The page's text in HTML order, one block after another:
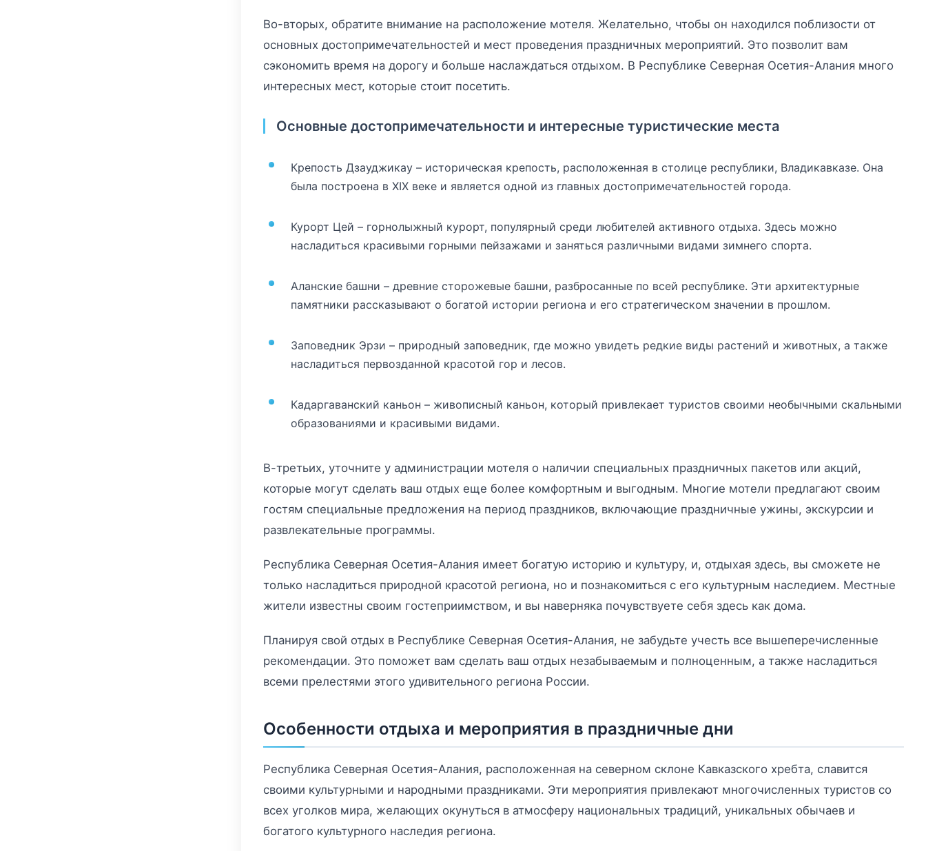
Во-вторых, обратите внимание на расположение мотеля. Желательно, чтобы он находился поблизости от
основных достопримечательностей и мест проведения праздничных мероприятий. Это позволит вам
сэкономить время на дорогу и больше наслаждаться отдыхом. В Республике Северная Осетия-Алания много
интересных мест, которые стоит посетить.
Основные достопримечательности и интересные туристические места
Крепость Дзауджикау – историческая крепость, расположенная в столице республики, Владикавказе. Она
была построена в XIX веке и является одной из главных достопримечательностей города.
Курорт Цей – горнолыжный курорт, популярный среди любителей активного отдыха. Здесь можно
насладиться красивыми горными пейзажами и заняться различными видами зимнего спорта.
Аланские башни – древние сторожевые башни, разбросанные по всей республике. Эти архитектурные
памятники рассказывают о богатой истории региона и его стратегическом значении в прошлом.
Заповедник Эрзи – природный заповедник, где можно увидеть редкие виды растений и животных, а также
насладиться первозданной красотой гор и лесов.
Кадаргаванский каньон – живописный каньон, который привлекает туристов своими необычными скальными
образованиями и красивыми видами.
В-третьих, уточните у администрации мотеля о наличии специальных праздничных пакетов или акций,
которые могут сделать ваш отдых еще более комфортным и выгодным. Многие мотели предлагают своим
гостям специальные предложения на период праздников, включающие праздничные ужины, экскурсии и
развлекательные программы.
Республика Северная Осетия-Алания имеет богатую историю и культуру, и, отдыхая здесь, вы сможете не
только насладиться природной красотой региона, но и познакомиться с его культурным наследием. Местные
жители известны своим гостеприимством, и вы наверняка почувствуете себя здесь как дома.
Планируя свой отдых в Республике Северная Осетия-Алания, не забудьте учесть все вышеперечисленные
рекомендации. Это поможет вам сделать ваш отдых незабываемым и полноценным, а также насладиться
всеми прелестями этого удивительного региона России.
Особенности отдыха и мероприятия в праздничные дни
Республика Северная Осетия-Алания, расположенная на северном склоне Кавказского хребта, славится
своими культурными и народными праздниками. Эти мероприятия привлекают многочисленных туристов со
всех уголков мира, желающих окунуться в атмосферу национальных традиций, уникальных обычаев и
богатого культурного наследия региона.